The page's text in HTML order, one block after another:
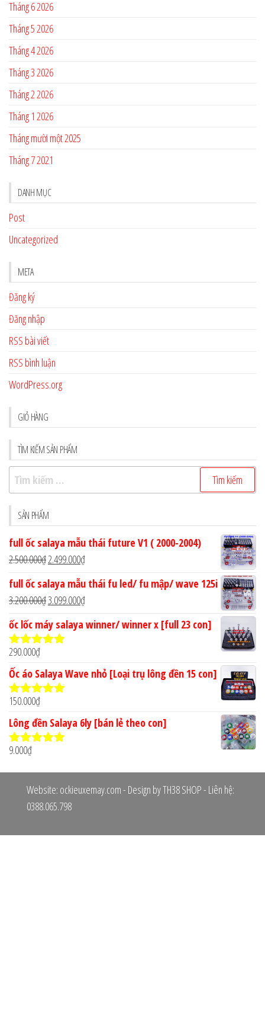
Tháng 6 2026
Tháng 5 2026
Tháng 4 2026
Tháng 3 2026
Tháng 2 2026
Tháng 1 2026
Tháng mười một 2025
Tháng 7 2021
DANH MỤC
Post
Uncategorized
META
Đăng ký
Đăng nhập
RSS bài viết
RSS bình luận
WordPress.org
GIỎ HÀNG
TÌM KIẾM SẢN PHẨM
Tìm
kiếm
cho:
SẢN PHẨM
full ốc salaya mẫu thái future V1 ( 2000-2004)
2.500.000₫Giá
là:
2.500.000₫.
2.499.000₫Giá
tại
2.499.000₫.
full ốc salaya mẫu thái fu led/ fu mập/ wave 125i
3.200.000₫Giá
là:
3.099.000₫Giá
tại
3.099.000₫.
ốc lốc máy salaya winner/ winner x [full 23 con]
Được xếp
hạng
sao
290.000₫
Ốc áo Salaya Wave nhỏ [Loại trụ lông đền 15 con]
Được xếp
sao
150.000₫
Lông đền Salaya 6ly [bán lẻ theo con]
Được xếp
sao
9.000₫
Website: ockieuxemay.com - Design by TH38 SHOP - Liên hệ:
0388.065.798